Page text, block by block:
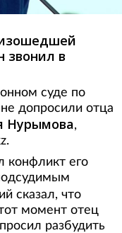
звонил в
суде по
допросили отца
Нурымова,
конфликт его
сказал, что
момент отец
разбудить